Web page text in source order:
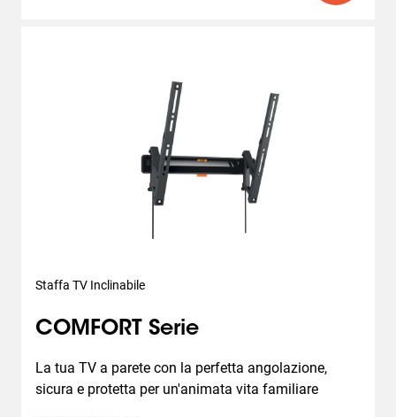
Staffa TV Inclinabile
COMFORT Serie
La tua TV a parete con la perfetta angolazione,
sicura e protetta per un'animata vita familiare